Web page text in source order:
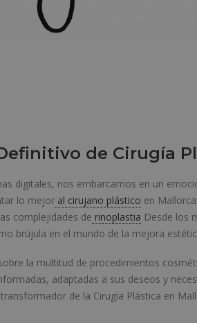
de Cirugía
digitales, nos embarcamos en un
lo mejor al cirujano plástico en
complejidades de rinoplastia Desde los
brújula en el mundo de la mejora
la multitud de procedimientos
adaptadas a sus deseos y
de la Cirugía Plástica en